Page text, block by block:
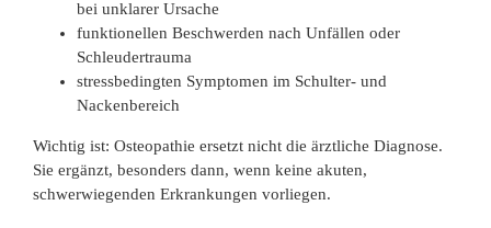
bei unklarer Ursache
funktionellen Beschwerden nach Unfällen oder
Schleudertrauma
stressbedingten Symptomen im Schulter- und
Nackenbereich
Wichtig ist: Osteopathie ersetzt nicht die ärztliche Diagnose.
Sie ergänzt, besonders dann, wenn keine akuten,
schwerwiegenden Erkrankungen vorliegen.